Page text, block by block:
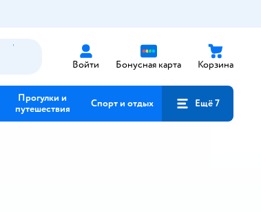
Войти Бонусная карта Корзина
Прогулки и
путешествия
Спорт и отдых Ещё 7